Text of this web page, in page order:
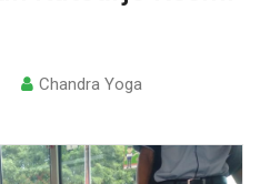
Chandra Yoga